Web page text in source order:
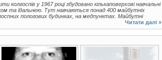
у 1967 році збудовано кількаповерхові навчальні
та їдальнею. Тут навчаються понад 400 майбутніх
пологових будинках, на медпунктах. Майбутні
Читати далі »